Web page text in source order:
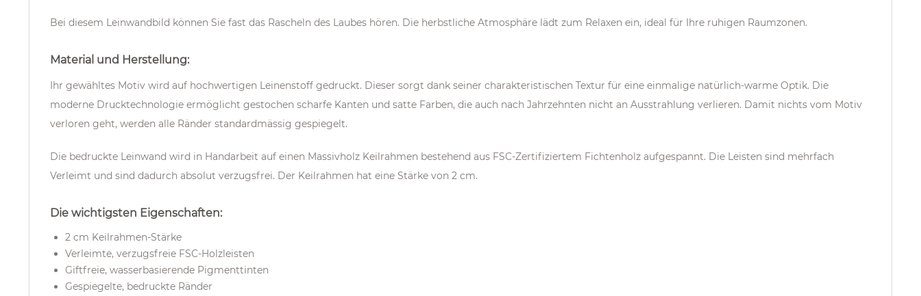
Bei diesem Leinwandbild können Sie fast das Rascheln des Laubes hören. Die herbstliche Atmosphäre lädt zum Relaxen ein, ideal für Ihre ruhigen Raumzonen.
Material und Herstellung:
Ihr gewähltes Motiv wird auf hochwertigen Leinenstoff gedruckt. Dieser sorgt dank seiner charakteristischen Textur für eine einmalige natürlich-warme Optik. Die
moderne Drucktechnologie ermöglicht gestochen scharfe Kanten und satte Farben, die auch nach Jahrzehnten nicht an Ausstrahlung verlieren. Damit nichts vom Motiv
verloren geht, werden alle Ränder standardmässig gespiegelt.
Die bedruckte Leinwand wird in Handarbeit auf einen Massivholz Keilrahmen bestehend aus FSC-Zertifiziertem Fichtenholz aufgespannt. Die Leisten sind mehrfach
Verleimt und sind dadurch absolut verzugsfrei. Der Keilrahmen hat eine Stärke von 2 cm.
Die wichtigsten Eigenschaften:
2 cm Keilrahmen-Stärke
Verleimte, verzugsfreie FSC-Holzleisten
Giftfreie, wasserbasierende Pigmenttinten
Gespiegelte, bedruckte Ränder